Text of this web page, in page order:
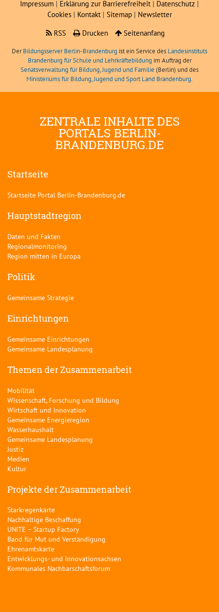
Impressum | Erklärung zur Barrierefreiheit | Datenschutz |
Cookies| Kontakt | Sitemap| Newsletter
RSS
Drucken Seitenanfang
DerBildungsserver Berlin-Brandenburg ist ein Service des Landesinstituts
Brandenburg für Schule und Lehrkräftebildung im Auftrag der
Senatsverwaltung für Bildung, Jugend und Familie (Berlin) und des
Ministeriums für Bildung, Jugend und Sport Land Brandenburg.
ZENTRALE INHALTE DES
PORTALS BERLIN-
BRANDENBURG.DE
Startseite
Startseite Portal Berlin-Brandenburg.de
Hauptstadtregion
Daten und Fakten
Regionalmonitoring
Region mitten in Europa
Politik
Gemeinsame Strategie
Einrichtungen
Gemeinsame Einrichtungen
Gemeinsame Landesplanung
Themen der Zusammenarbeit
Mobilität
Wissenschaft, Forschung und Bildung
Wirtschaft und Innovation
Gemeinsame Energieregion
Wasserhaushalt
Gemeinsame Landesplanung
Justiz
Medien
Kultur
Projekte der Zusammenarbeit
Starkregenkarte
Nachhaltige Beschaffung
UNITE – Startup Factory
Band für Mut und Verständigung
Ehrenamtskarte
Entwicklungs- und Innovationsachsen
Kommunales Nachbarschaftsforum